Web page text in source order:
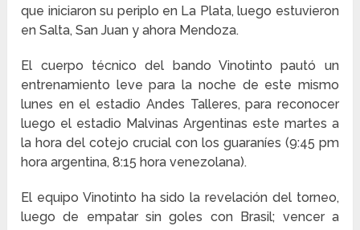
que iniciaron su periplo en La Plata, luego estuvieron
en Salta, San Juan y ahora Mendoza.
El cuerpo técnico del bando Vinotinto pautó un
entrenamiento leve para la noche de este mismo
lunes en el estadio Andes Talleres, para reconocer
luego el estadio Malvinas Argentinas este martes a
la hora del cotejo crucial con los guaraníes (9:45 pm
hora argentina, 8:15 hora venezolana).
El equipo Vinotinto ha sido la revelación del torneo,
luego de empatar sin goles con Brasil; vencer a